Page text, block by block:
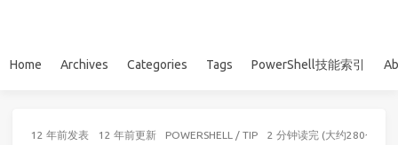
Home Archives Categories Tags PowerShell技能索引
12 年前发表 12 年前更新 POWERSHELL / TIP 2 分钟读完 (大约280个字)